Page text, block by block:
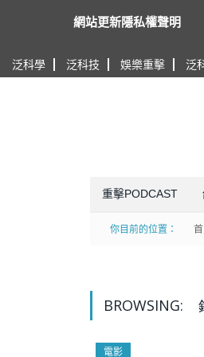
泛科學 泛科技 娛樂重擊 泛
重擊PODCAST
你目前的位置：
BROWSING:
電影
網站更新隱私權聲明